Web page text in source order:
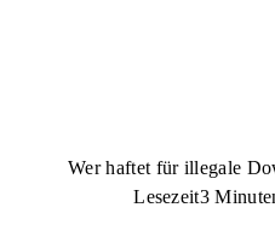
Wer haftet für illegale
Lesezeit3